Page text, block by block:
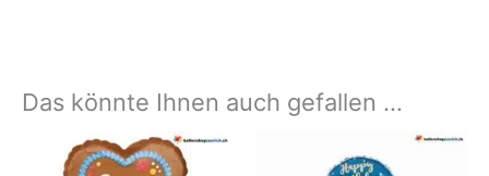
Das könnte Ihnen auch gefallen …